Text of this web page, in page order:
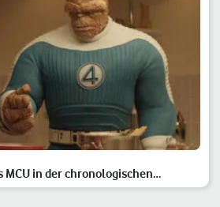
in der chronologischen